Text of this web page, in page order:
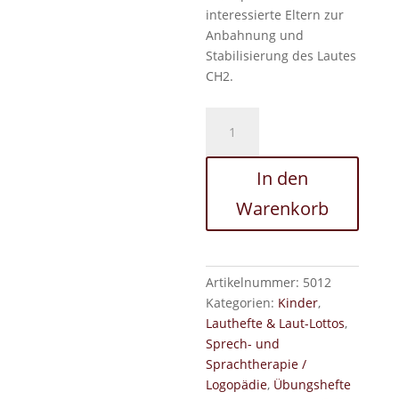
interessierte Eltern zur
Anbahnung und
Stabilisierung des Lautes
CH2.
den
Menge
In den
Warenkorb
Artikelnummer: 5012
Kategorien: Kinder,
Lauthefte & Laut-Lottos,
Sprech- und
Sprachtherapie /
Logopädie, Übungshefte